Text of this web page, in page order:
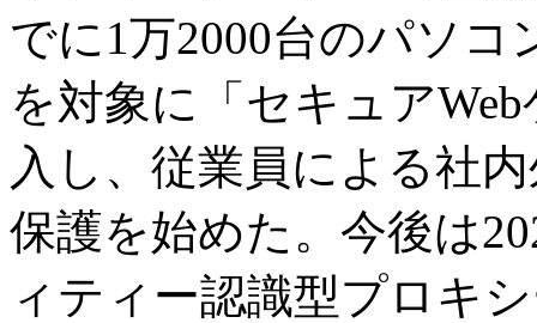
でに1万2000台のパソコ
を対象に「セキュア
入し、従業員による社
保護を始めた。今後は
ィティー認識型プロキ